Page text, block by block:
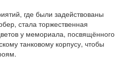
где были задействованы
стала торжественная
у мемориала, посвящённого
танковому корпусу, чтобы